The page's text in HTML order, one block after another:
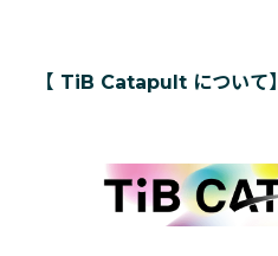
【 TiB Catapult について】